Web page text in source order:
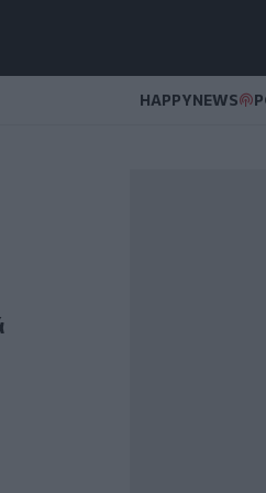
HAPPYNEWS
και φωτογραφίες